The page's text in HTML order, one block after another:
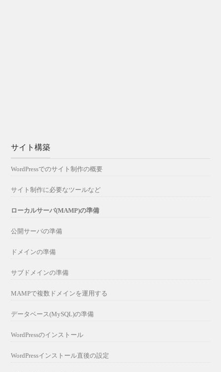
サイト構築
WordPressでのサイト制作の概要
サイト制作に必要なツールなど
ローカルサーバ(MAMP)の準備
公開サーバの準備
ドメインの準備
サブドメインの準備
MAMPで複数ドメインを運用する
データベース(MySQL)の準備
WordPressのインストール
WordPressインストール直後の設定